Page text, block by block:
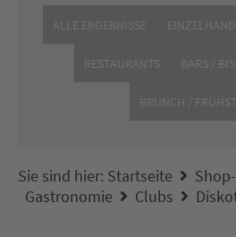
ALLE ERGEBNISSE
RESTAURANTS BARS /
BRUNCH /
Sie sind hier: Startseite
Gastronomie
Clubs